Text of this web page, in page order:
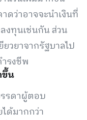
ดว่าอาจจะนำเงินที่
งทุนเช่นกัน ส่วน
วยาจากรัฐบาลไป
รงชีพ
ขึ้น
รดาผู้ตอบ
ด้มากกว่า